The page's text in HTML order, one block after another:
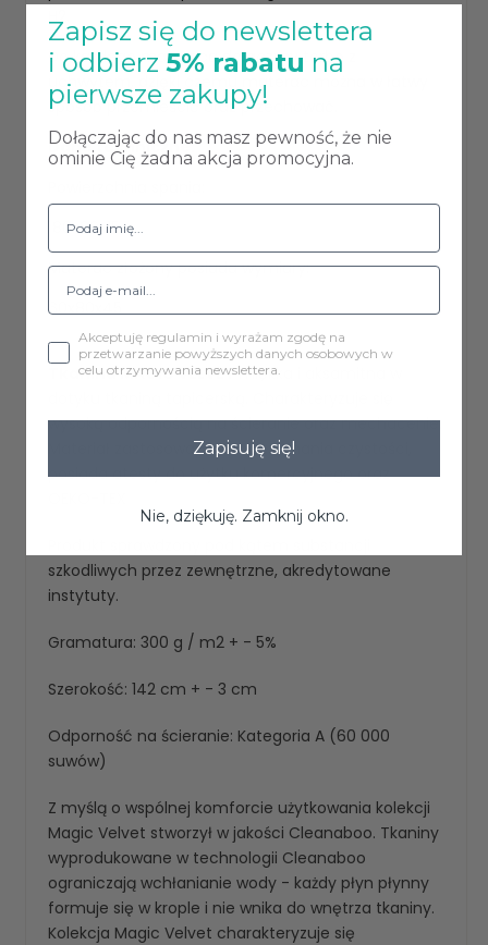
Do każdego materaca dołączmy torbę z
uchwytem, dzięki czemu materac można w łatwy
sposób przemieścić oraz przechować.
Dane techniczne:
180x80x15
Materac złożony posiada wymiary:
60x80x45
Tkanina MAGIC VELVETmiękka i aksamitna w
wysoką odpornością na ścieranie oraz mechacenie.
Materiał zastosowania do utrzymania czystości,
posiada atesty do użytku komercyjnego oraz
szkodliwych przez zewnętrzne, akredytowane
instytuty.
Gramatura: 300 g / m2 + - 5%
Szerokość: 142 cm + - 3 cm
Odporność na ścieranie: Kategoria A (60 000
suwów)
Z myślą o wspólnej komforcie użytkowania kolekcji
Magic Velvet stworzył w jakości Cleanaboo. Tkaniny
wyprodukowane w technologii Cleanaboo
ograniczają wchłanianie wody - każdy płyn płynny
formuje się w krople i nie wnika do wnętrza tkaniny.
Kolekcja Magic Velvet charakteryzuje się
Zapisz się do newslettera
i odbierz 5% rabatu na
pierwsze zakupy!
Dołączając do nas masz pewność, że nie
ominie Cię żadna akcja promocyjna.
Akceptuję regulamin i wyrażam zgodę na
przetwarzanie powyższych danych osobowych w
celu otrzymywania newslettera.
Zapisuję się!
Nie, dziękuję. Zamknij okno.